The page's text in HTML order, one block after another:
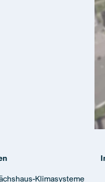
Klimasysteme